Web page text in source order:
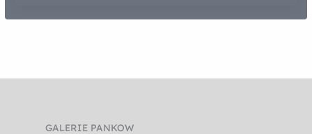
Apokalypse
Gespräche
Menschenbild
GALERIE PANKOW